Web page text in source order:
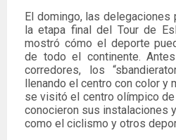
El domingo, las delegaciones
la etapa final del Tour de
mostró cómo el deporte
de todo el continente.
corredores, los
llenando el centro con color y
se visitó el centro olímpico
conocieron sus instalaciones
como el ciclismo y otros